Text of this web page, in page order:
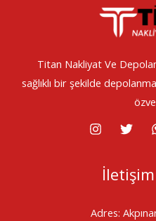
Titan Nakliyat Ve
sağlıklı bir şekilde
Adres: